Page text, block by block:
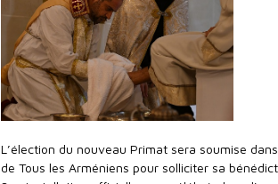
L’élection du nouveau Primat sera soumise
de Tous les Arméniens pour solliciter sa